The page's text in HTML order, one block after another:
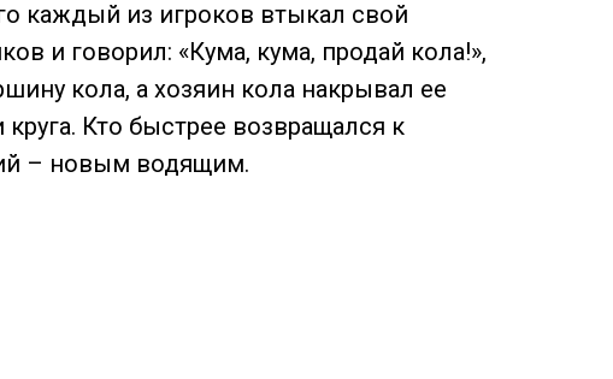
каждый из игроков втыкал свой
и говорил: «Кума, кума, продай кола!»,
кола, а хозяин кола накрывал ее
Кто быстрее возвращался к
– новым водящим.